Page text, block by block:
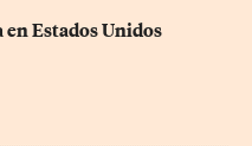
Estados Unidos